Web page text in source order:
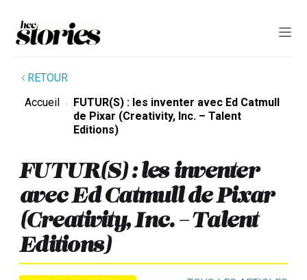
RETOUR
Accueil
FUTUR(S) : les inventer avec Ed Catmull
de Pixar (Creativity, Inc. – Talent
Editions)
FUTUR(S) : les inventer
avec Ed Catmull de Pixar
(Creativity, Inc. – Talent
Editions)